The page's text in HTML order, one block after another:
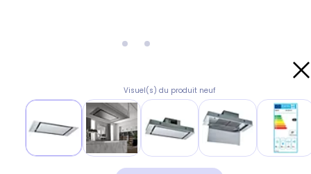
Visuel(s) du produit neuf